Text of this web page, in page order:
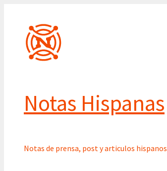
contenido
Notas Hispanas
Notas de prensa, post y articulos hispanos